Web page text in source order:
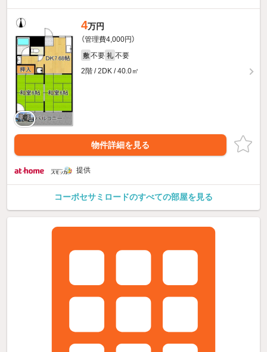
4万円
（管理費4,000円）
敷 不要 礼 不要
2階 / 2DK / 40.0㎡
物件詳細を見る
提供
コーポセサミロードのすべての部屋を見る